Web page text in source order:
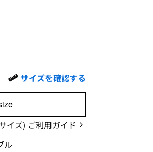
サイズを確認する
イズ) ご利用ガイド
ル